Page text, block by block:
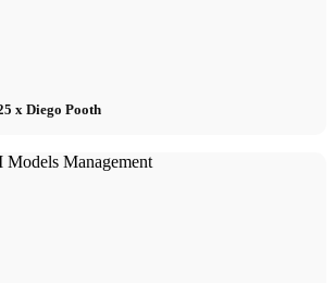
x Diego Pooth